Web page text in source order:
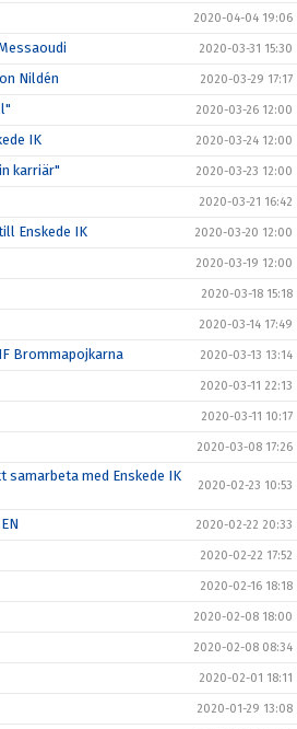
2020-04-04 19:06
2020-03-31 15:30
Nildén 2020-03-29 17:17
2020-03-26 12:00
IK 2020-03-24 12:00
karriär" 2020-03-23 12:00
2020-03-21 16:42
Enskede IK 2020-03-20 12:00
2020-03-19 12:00
2020-03-18 15:18
2020-03-14 17:49
Brommapojkarna 2020-03-13 13:14
2020-03-11 22:13
2020-03-11 10:17
2020-03-08 17:26
med Enskede IK
2020-02-23 10:53
2020-02-22 20:33
2020-02-22 17:52
2020-02-16 18:18
2020-02-08 18:00
2020-02-08 08:34
2020-02-01 18:11
2020-01-29 13:08